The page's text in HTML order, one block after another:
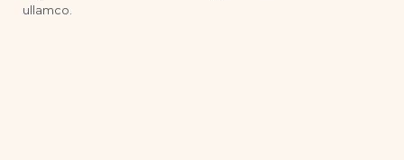
ullamco.